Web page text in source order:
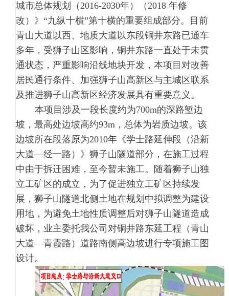
城市总体规划（2016-2030年）（2018 年修
改）》“九纵十横”第十横的重要组成部分。目前
青山大道以西、地质大道以东段铜井东路已通车
多年，受狮子山区影响，铜井东路一直处于未贯
通状态，严重影响沿线地块开发，本项目对改善
居民通行条件、加强狮子山高新区与主城区联系
及推进狮子山高新区经济发展具有重要意义。
本项目涉及一段长度约为700m的深路堑边
坡，最高处边坡高约93m，总体为岩质边坡。该
边坡所在段落原为2010年《学士路延伸段（沿新
大道—经一路）》狮子山隧道部分，在施工过程
中由于拆迁困难，至今暂未施工。随着狮子山独
立工矿区的成立，为了促进独立工矿区持续发
展，狮子山隧道北侧土地在规划中拟调整为建设
用地，为避免土地性质调整后对狮子山隧道造成
破坏，业主委托我公司对铜井路东延工程（青山
大道—青霞路）道路南侧高边坡进行专项施工图
设计。